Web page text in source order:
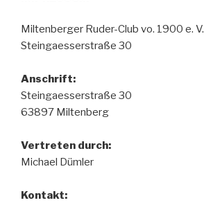
Miltenberger Ruder-Club vo. 1900 e. V.
Steingaesserstraße 30
Anschrift:
Steingaesserstraße 30
63897 Miltenberg
Vertreten durch:
Michael Dümler
Kontakt: